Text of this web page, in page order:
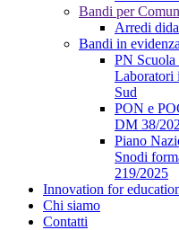
Bandi per
Arredi
Bandi in evidenza
PN Scuola
Laboratori
Sud
PON e
DM 38/
Piano
Snodi
219/2025
Innovation for
Chi siamo
Contatti